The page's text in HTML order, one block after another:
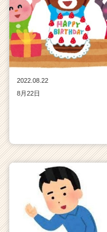
2022.08.22
8月22日